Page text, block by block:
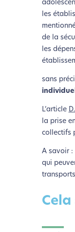
les
de la
les
sans
L’article
la prise
collectifs
A savoir :
qui